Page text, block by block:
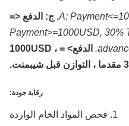
A: ج: الدفع <=
Payment>=1000USD,
الدفع> = 1000USD ،
رقابة جودة: